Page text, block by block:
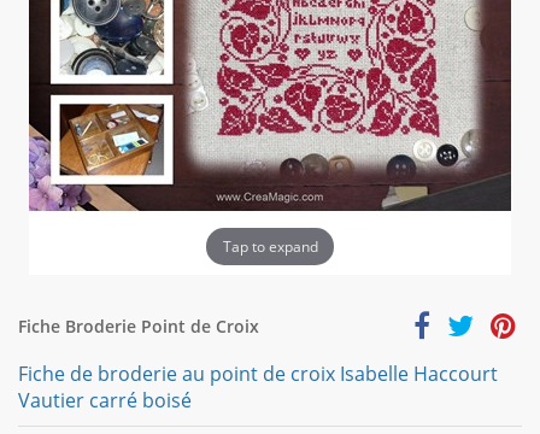
Tap to expand
Fiche Broderie Point de Croix
Fiche de broderie au point de croix Isabelle Haccourt
Vautier carré boisé